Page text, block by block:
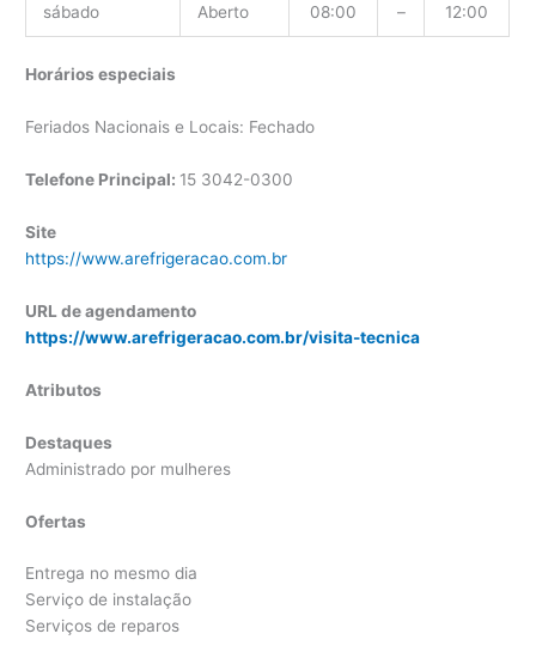
sábado Aberto 08:00 – 12:00
Horários especiais
Feriados Nacionais e Locais: Fechado
Telefone Principal: 15 3042-0300
Site
https://www.arefrigeracao.com.br
URL de agendamento
https://www.arefrigeracao.com.br/visita-tecnica
Atributos
Destaques
Administrado por mulheres
Ofertas
Entrega no mesmo dia
Serviço de instalação
Serviços de reparos